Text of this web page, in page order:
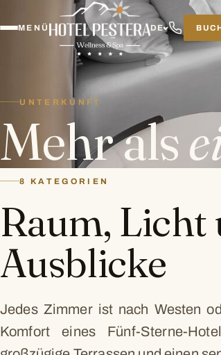
MENÜ DE
UNTERKUNFT
Mehr als
8 KATEGORIEN
Raum, Licht
Ausblicke
Jedes Zimmer ist nach Westen
Komfort eines Fünf-Sterne-